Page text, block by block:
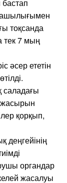
тоқсанда
тек 7 мың
әсер ететін
жасырын
қорқып,
органдар
жасалуы